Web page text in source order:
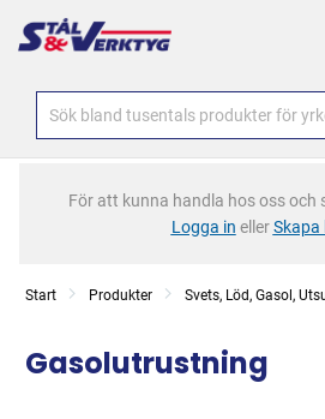
För att kunna handla hos oss och
Logga in ellerSkapa
Start Produkter Svets, Löd, Gasol,
Gasolutrustning